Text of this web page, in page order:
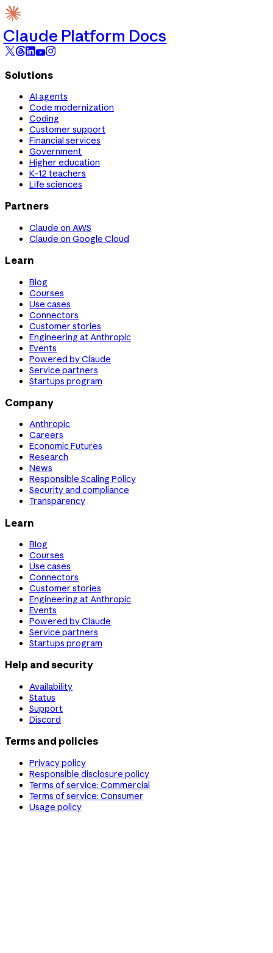
Claude Platform Docs
Solutions
AI agents
Code modernization
Coding
Customer support
Financial services
Government
Higher education
K-12 teachers
Life sciences
Partners
Claude on AWS
Claude on Google Cloud
Learn
Blog
Courses
Use cases
Connectors
Customer stories
Engineering at Anthropic
Events
Powered by Claude
Service partners
Startups program
Company
Anthropic
Careers
Economic Futures
Research
News
Responsible Scaling Policy
Security and compliance
Transparency
Learn
Blog
Courses
Use cases
Connectors
Customer stories
Engineering at Anthropic
Events
Powered by Claude
Service partners
Startups program
Help and security
Availability
Status
Support
Discord
Terms and policies
Privacy policy
Responsible disclosure policy
Terms of service: Commercial
Terms of service: Consumer
Usage policy